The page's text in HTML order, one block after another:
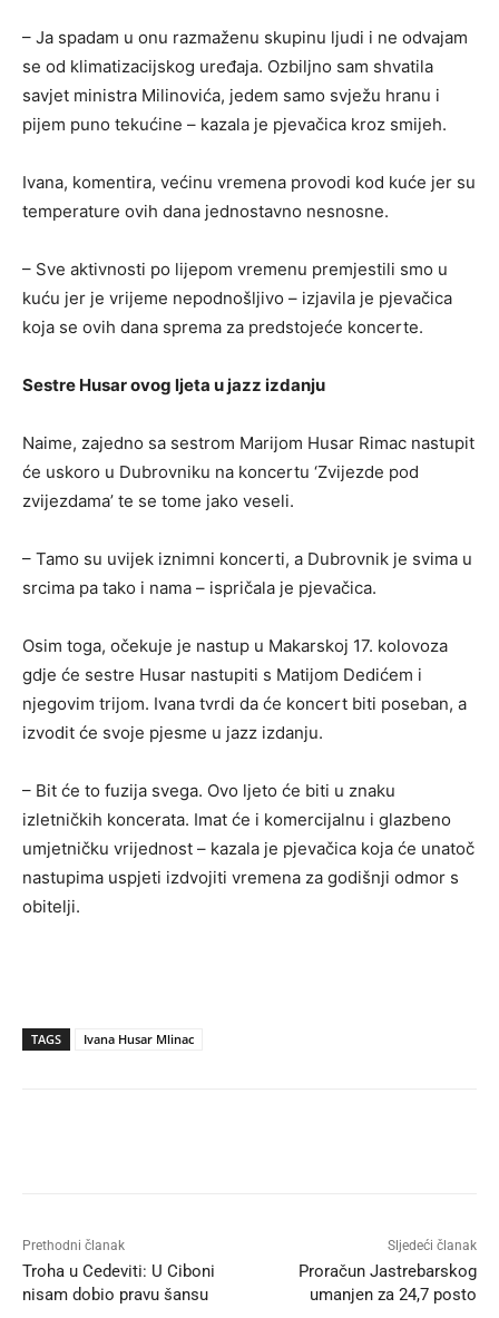
– Ja spadam u onu razmaženu skupinu ljudi i ne odvajam
se od klimatizacijskog uređaja. Ozbiljno sam shvatila
savjet ministra Milinovića, jedem samo svježu hranu i
pijem puno tekućine – kazala je pjevačica kroz smijeh.
Ivana, komentira, većinu vremena provodi kod kuće jer su
temperature ovih dana jednostavno nesnosne.
– Sve aktivnosti po lijepom vremenu premjestili smo u
kuću jer je vrijeme nepodnošljivo – izjavila je pjevačica
koja se ovih dana sprema za predstojeće koncerte.
Sestre Husar ovog ljeta u jazz izdanju
Naime, zajedno sa sestrom Marijom Husar Rimac nastupit
će uskoro u Dubrovniku na koncertu ‘Zvijezde pod
zvijezdama’ te se tome jako veseli.
– Tamo su uvijek iznimni koncerti, a Dubrovnik je svima u
srcima pa tako i nama – ispričala je pjevačica.
Osim toga, očekuje je nastup u Makarskoj 17. kolovoza
gdje će sestre Husar nastupiti s Matijom Dedićem i
njegovim trijom. Ivana tvrdi da će koncert biti poseban, a
izvodit će svoje pjesme u jazz izdanju.
– Bit će to fuzija svega. Ovo ljeto će biti u znaku
izletničkih koncerata. Imat će i komercijalnu i glazbeno
umjetničku vrijednost – kazala je pjevačica koja će unatoč
nastupima uspjeti izdvojiti vremena za godišnji odmor s
obitelji.
TAGS Ivana Husar Mlinac
Prethodni članak
Troha u Cedeviti: U Ciboni
nisam dobio pravu šansu
Sljedeći članak
Proračun Jastrebarskog
umanjen za 24,7 posto